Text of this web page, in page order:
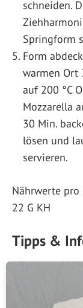
schneiden.
Springform
Form
warmen Ort
auf 200 °C
Mozzarella
30 Min.
lösen und
servieren.
Nährwerte pro
22 G KH
Tipps &